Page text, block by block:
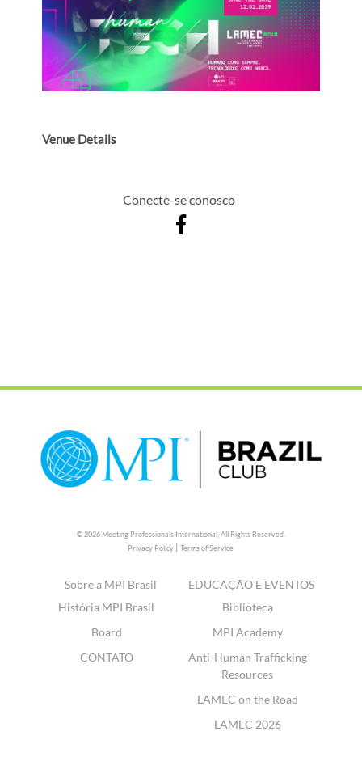
Venue Details
Conecte-se conosco
© 2026 Meeting Professionals International, All Rights Reserved.
Privacy Policy |Terms of Service
Sobre a MPI Brasil
História MPI Brasil
Board
CONTATO
EDUCAÇÃO E EVENTOS
Biblioteca
MPI Academy
Anti-Human Trafficking
Resources
LAMEC on the Road
LAMEC 2026